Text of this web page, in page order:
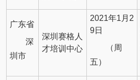
广东省
深
圳市
深圳赛格人
才培训中心
2021年1月2
9日
（周
五）